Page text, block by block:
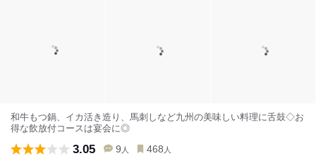
和牛もつ鍋、イカ活き造り、馬刺しなど九州の美味しい料理に舌鼓◇お
得な飲放付コースは宴会に◎
3.05 9 人 468 人